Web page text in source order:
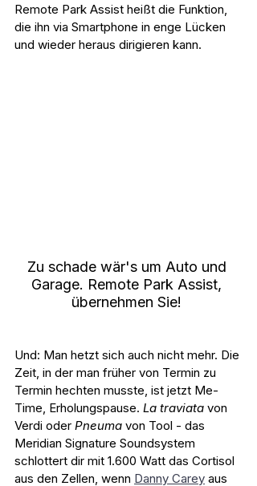
Remote Park Assist heißt die Funktion,
die ihn via Smartphone in enge Lücken
und wieder heraus dirigieren kann.
Zu schade wär's um Auto und
Garage. Remote Park Assist,
übernehmen Sie!
Und: Man hetzt sich auch nicht mehr. Die
Zeit, in der man früher von Termin zu
Termin hechten musste, ist jetzt Me-
Time, Erholungspause. La traviata von
Verdi oder Pneuma von Tool - das
Meridian Signature Soundsystem
schlottert dir mit 1.600 Watt das Cortisol
aus den Zellen, wenn Danny Carey aus